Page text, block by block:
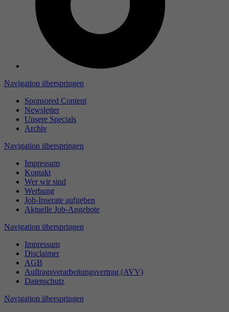
Navigation überspringen
Sponsored Content
Newsletter
Unsere Specials
Archiv
Navigation überspringen
Impressum
Kontakt
Wer wir sind
Werbung
Job-Inserate aufgeben
Aktuelle Job-Angebote
Navigation überspringen
Impressum
Disclaimer
AGB
Auftragsverarbeitungsvertrag (AVV)
Datenschutz
Navigation überspringen